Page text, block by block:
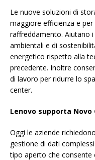
Le nuove soluzioni di
maggiore efficienza e
raffreddamento. Aiutano
ambientali e di
energetico rispetto alla
precedente. Inoltre
di lavoro per ridurre lo
center.
Lenovo supporta Novo
Oggi le aziende
gestione di dati
tipo aperto che consente